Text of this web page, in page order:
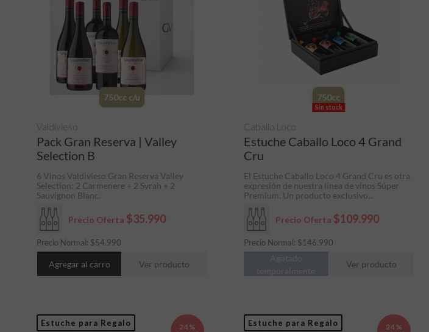
750cc c/u
Pack Gran Reserva | Valley
Selection B
Precio Oferta $35.990
Precio Normal: $54.990
Valdivieso
6 Vinos Valdivieso Gran Reserva Valley
Selection: 2 Carmenere + 2 Syrah + 2
Sauvignon Blanc.
Agregar al carro Ver producto
750cc
Sin stock
Estuche Caballo Loco 4 Grand
Cru
Precio Oferta $109.990
Precio Normal: $146.990
Caballo Loco
El Estuche Caballo Loco 4 Grand Cru es otra
expresión de nuestra línea de vinos Súper
Premium. Un producto exclusivo...
Agotado
temporalmente
Ver producto
Estuche para Regalo
24%
Estuche para Regalo
24%